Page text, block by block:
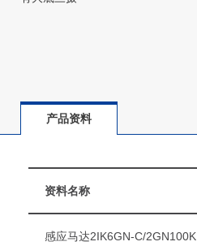
产品资料
资料名称
感应马达2IK6GN-C/2GN100K